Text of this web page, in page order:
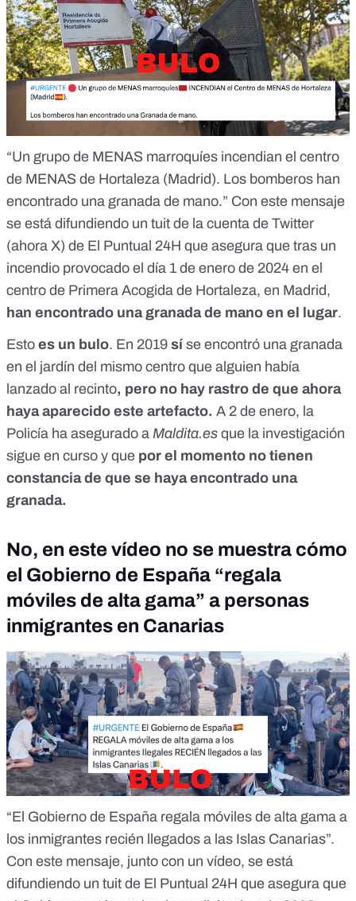
“Un grupo de MENAS marroquíes incendian el centro
de MENAS de Hortaleza (Madrid). Los bomberos han
encontrado una granada de mano.” Con este mensaje
se está difundiendo un tuit de la cuenta de Twitter
(ahora X) de El Puntual 24H que asegura que tras un
incendio provocado el día 1 de enero de 2024 en el
centro de Primera Acogida de Hortaleza, en Madrid,
han encontrado una granada de mano en el lugar.
Esto es un bulo. En 2019 sí se encontró una granada
en el jardín del mismo centro que alguien había
lanzado al recinto, pero no hay rastro de que ahora
haya aparecido este artefacto. A 2 de enero, la
Policía ha asegurado a Maldita.es que la investigación
sigue en curso y que por el momento no tienen
constancia de que se haya encontrado una
granada.
No, en este vídeo no se muestra cómo
el Gobierno de España “regala
móviles de alta gama” a personas
inmigrantes en Canarias
“El Gobierno de España regala móviles de alta gama a
los inmigrantes recién llegados a las Islas Canarias”.
Con este mensaje, junto con un vídeo, se está
difundiendo un tuit de El Puntual 24H que asegura que